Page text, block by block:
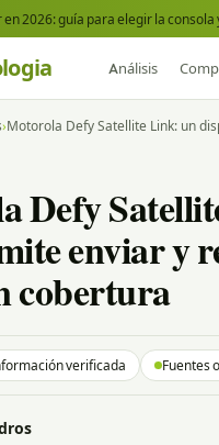
2026: guía para elegir la consola
Análisis
›Motorola Defy Satellite Link: un
Defy
enviar y
cobertura
verificada Fuentes